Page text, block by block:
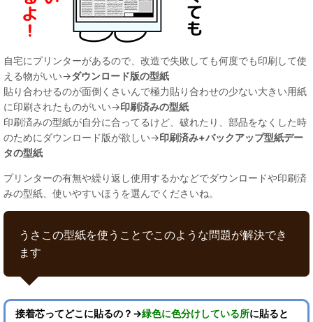
自宅にプリンターがあるので、改造で失敗しても何度でも印刷して使
える物がいい→ダウンロード版の型紙
貼り合わせるのが面倒くさいんで極力貼り合わせの少ない大きい用紙
に印刷されたものがいい→印刷済みの型紙
印刷済みの型紙が自分に合ってるけど、破れたり、部品をなくした時
のためにダウンロード版が欲しい→印刷済み+バックアップ型紙デー
タの型紙
プリンターの有無や繰り返し使用するかなどでダウンロードや印刷済
みの型紙、使いやすいほうを選んでくださいね。
うさこの型紙を使うことでこのような問題が解決でき
ます
接着芯ってどこに貼るの？→緑色に色分けしている所に貼ると